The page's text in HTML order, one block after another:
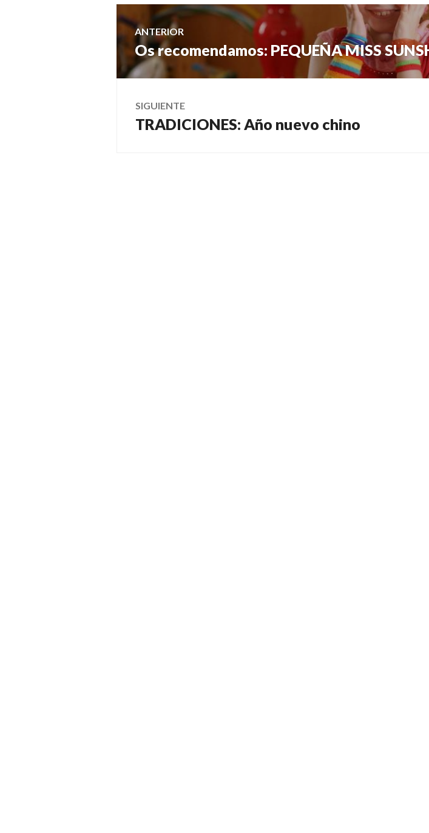
Navegación
de
ANTERIOR
Entrada
anterior:
Os recomendamos: PEQUEÑA MISS
SIGUIENTE
Entrada
TRADICIONES: Año nuevo chino